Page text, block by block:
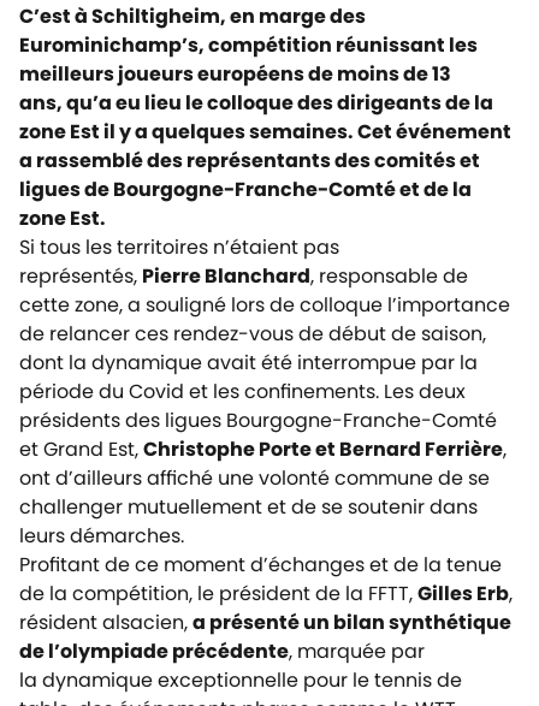
C’est à Schiltigheim, en marge des
Eurominichamp’s, compétition réunissant les
meilleurs joueurs européens de moins de 13
ans, qu’a eu lieu le colloque des dirigeants de la
zone Est il y a quelques semaines. Cet événement
a rassemblé des représentants des comités et
ligues de Bourgogne-Franche-Comté et de la
zone Est.
Si tous les territoires n’étaient pas
représentés, Pierre Blanchard, responsable de
cette zone, a souligné lors de colloque l’importance
de relancer ces rendez-vous de début de saison,
dont la dynamique avait été interrompue par la
période du Covid et les confinements. Les deux
présidents des ligues Bourgogne-Franche-Comté
et Grand Est,Christophe Porte et Bernard Ferrière,
ont d’ailleurs affiché une volonté commune de se
challenger mutuellement et de se soutenir dans
leurs démarches.
Profitant de ce moment d’échanges et de la tenue
de la compétition, le président de la FFTT,Gilles Erb,
résident alsacien,a présenté un bilan synthétique
de l’olympiade précédente, marquée par
la dynamique exceptionnelle pour le tennis de